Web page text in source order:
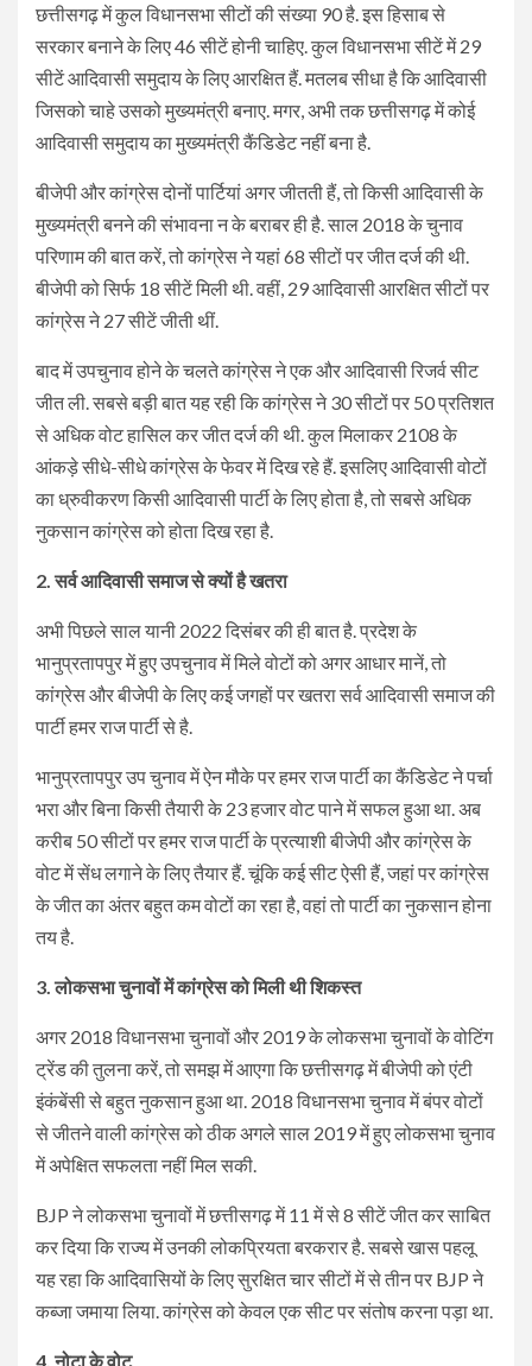
छत्तीसगढ़ में कुल विधानसभा सीटों की संख्या 90 है. इस हिसाब से
सरकार बनाने के लिए 46 सीटें होनी चाहिए. कुल विधानसभा सीटें में 29
सीटें आदिवासी समुदाय के लिए आरक्षित हैं. मतलब सीधा है कि आदिवासी
जिसको चाहे उसको मुख्यमंत्री बनाए. मगर, अभी तक छत्तीसगढ़ में कोई
आदिवासी समुदाय का मुख्यमंत्री कैंडिडेट नहीं बना है.
बीजेपी और कांग्रेस दोनों पार्टियां अगर जीतती हैं, तो किसी आदिवासी के
मुख्यमंत्री बनने की संभावना न के बराबर ही है. साल 2018 के चुनाव
परिणाम की बात करें, तो कांग्रेस ने यहां 68 सीटों पर जीत दर्ज की थी.
बीजेपी को सिर्फ 18 सीटें मिली थी. वहीं, 29 आदिवासी आरक्षित सीटों पर
कांग्रेस ने 27 सीटें जीती थीं.
बाद में उपचुनाव होने के चलते कांग्रेस ने एक और आदिवासी रिजर्व सीट
जीत ली. सबसे बड़ी बात यह रही कि कांग्रेस ने 30 सीटों पर 50 प्रतिशत
से अधिक वोट हासिल कर जीत दर्ज की थी. कुल मिलाकर 2108 के
आंकड़े सीधे-सीधे कांग्रेस के फेवर में दिख रहे हैं. इसलिए आदिवासी वोटों
का ध्रुवीकरण किसी आदिवासी पार्टी के लिए होता है, तो सबसे अधिक
नुकसान कांग्रेस को होता दिख रहा है.
2. सर्व आदिवासी समाज से क्यों है खतरा
अभी पिछले साल यानी 2022 दिसंबर की ही बात है. प्रदेश के
भानुप्रतापपुर में हुए उपचुनाव में मिले वोटों को अगर आधार मानें, तो
कांग्रेस और बीजेपी के लिए कई जगहों पर खतरा सर्व आदिवासी समाज की
पार्टी हमर राज पार्टी से है.
भानुप्रतापपुर उप चुनाव में ऐन मौके पर हमर राज पार्टी का कैंडिडेट ने पर्चा
भरा और बिना किसी तैयारी के 23 हजार वोट पाने में सफल हुआ था. अब
करीब 50 सीटों पर हमर राज पार्टी के प्रत्याशी बीजेपी और कांग्रेस के
वोट में सेंध लगाने के लिए तैयार हैं. चूंकि कई सीट ऐसी हैं, जहां पर कांग्रेस
के जीत का अंतर बहुत कम वोटों का रहा है, वहां तो पार्टी का नुकसान होना
तय है.
3. लोकसभा चुनावों में कांग्रेस को मिली थी शिकस्त
अगर 2018 विधानसभा चुनावों और 2019 के लोकसभा चुनावों के वोटिंग
ट्रेंड की तुलना करें, तो समझ में आएगा कि छत्तीसगढ़ में बीजेपी को एंटी
इंकंबेंसी से बहुत नुकसान हुआ था. 2018 विधानसभा चुनाव में बंपर वोटों
से जीतने वाली कांग्रेस को ठीक अगले साल 2019 में हुए लोकसभा चुनाव
में अपेक्षित सफलता नहीं मिल सकी.
BJP ने लोकसभा चुनावों में छत्तीसगढ़ में 11 में से 8 सीटें जीत कर साबित
कर दिया कि राज्य में उनकी लोकप्रियता बरकरार है. सबसे खास पहलू
यह रहा कि आदिवासियों के लिए सुरक्षित चार सीटों में से तीन पर BJP ने
कब्जा जमाया लिया. कांग्रेस को केवल एक सीट पर संतोष करना पड़ा था.
4. नोटा के वोट